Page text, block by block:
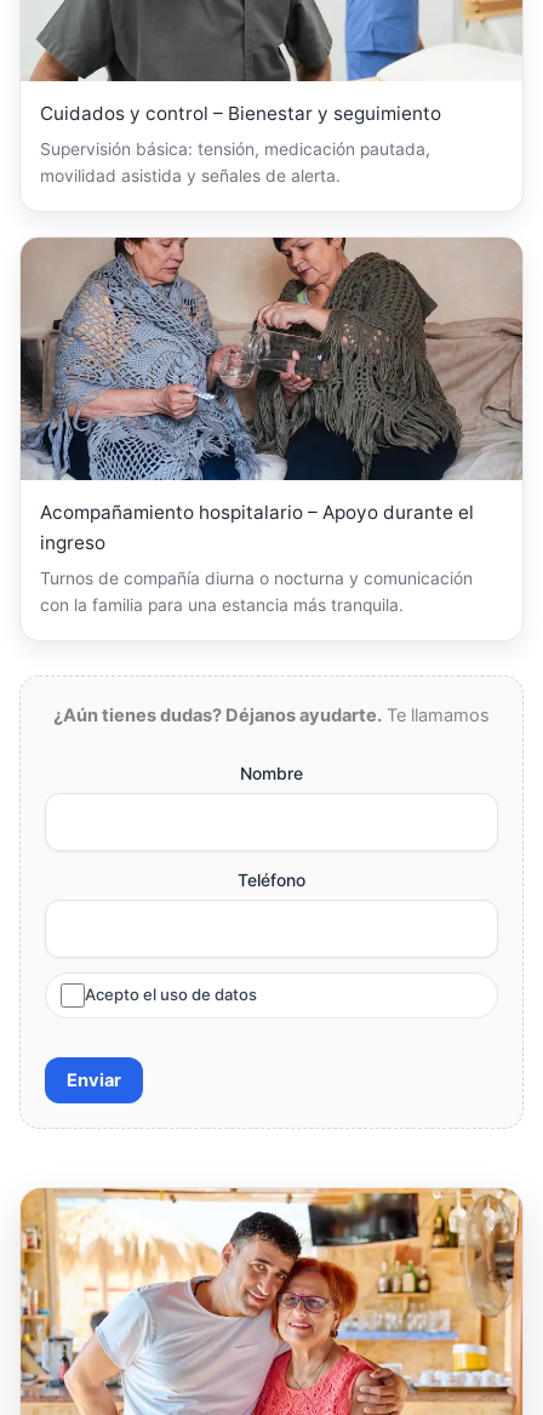
Cuidados y control – Bienestar y seguimiento
Supervisión básica: tensión, medicación pautada,
movilidad asistida y señales de alerta.
Acompañamiento hospitalario – Apoyo durante el
ingreso
Turnos de compañía diurna o nocturna y comunicación
con la familia para una estancia más tranquila.
¿Aún tienes dudas? Déjanos ayudarte. Te llamamos
Nombre
Teléfono
Acepto el uso de datos
Enviar